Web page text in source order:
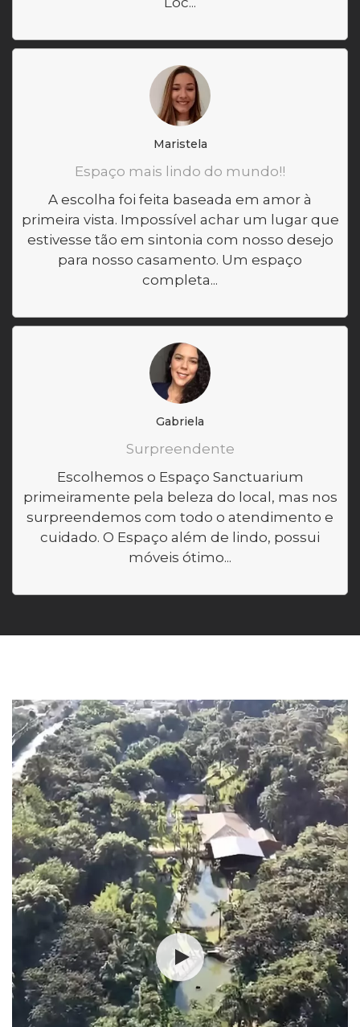
Maristela
Espaço mais lindo do mundo!!
A escolha foi feita baseada em amor à
primeira vista. Impossível achar um lugar que
estivesse tão em sintonia com nosso desejo
para nosso casamento. Um espaço
completa...
Gabriela
Surpreendente
Escolhemos o Espaço Sanctuarium
primeiramente pela beleza do local, mas nos
surpreendemos com todo o atendimento e
cuidado. O Espaço além de lindo, possui
móveis ótimo...